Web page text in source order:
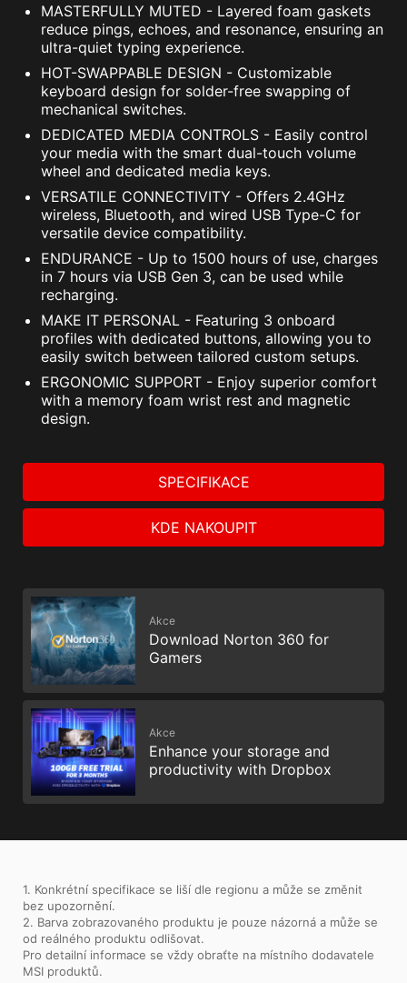
MASTERFULLY MUTED - Layered foam gaskets
reduce pings, echoes, and resonance, ensuring an
ultra-quiet typing experience.
HOT-SWAPPABLE DESIGN - Customizable
keyboard design for solder-free swapping of
mechanical switches.
DEDICATED MEDIA CONTROLS - Easily control
your media with the smart dual-touch volume
wheel and dedicated media keys.
VERSATILE CONNECTIVITY - Offers 2.4GHz
wireless, Bluetooth, and wired USB Type-C for
versatile device compatibility.
ENDURANCE - Up to 1500 hours of use, charges
in 7 hours via USB Gen 3, can be used while
recharging.
MAKE IT PERSONAL - Featuring 3 onboard
profiles with dedicated buttons, allowing you to
easily switch between tailored custom setups.
ERGONOMIC SUPPORT - Enjoy superior comfort
with a memory foam wrist rest and magnetic
design.
SPECIFIKACE
KDE NAKOUPIT
Akce
Download Norton 360 for
Gamers
Akce
Enhance your storage and
productivity with Dropbox
1. Konkrétní specifikace se liší dle regionu a může se změnit
bez upozornění.
2. Barva zobrazovaného produktu je pouze názorná a může se
od reálného produktu odlišovat.
Pro detailní informace se vždy obraťte na místního dodavatele
MSI produktů.